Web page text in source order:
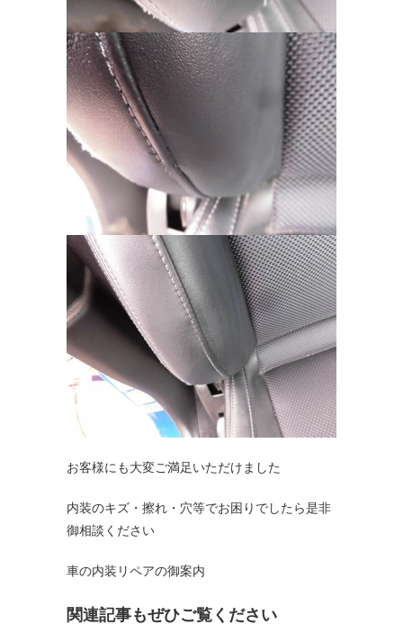
お客様にも大変ご満足いただけました
内装のキズ・擦れ・穴等でお困りでしたら是非
御相談ください
車の内装リペアの御案内
関連記事もぜひご覧ください